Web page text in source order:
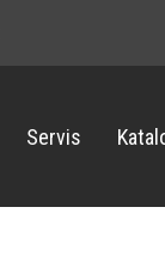
Servis